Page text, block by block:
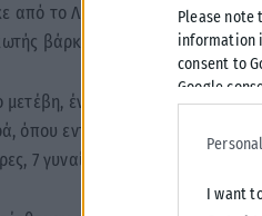
Please note
information
consent to
Google
I want
το Λιμενικό Σώμα, η
βάρκας στη θαλάσσια
ένα περιπολικό σκάφος
όπου εντόπισαν σε ημιορεινή
7 γυναίκες και 11 ανήλικους).